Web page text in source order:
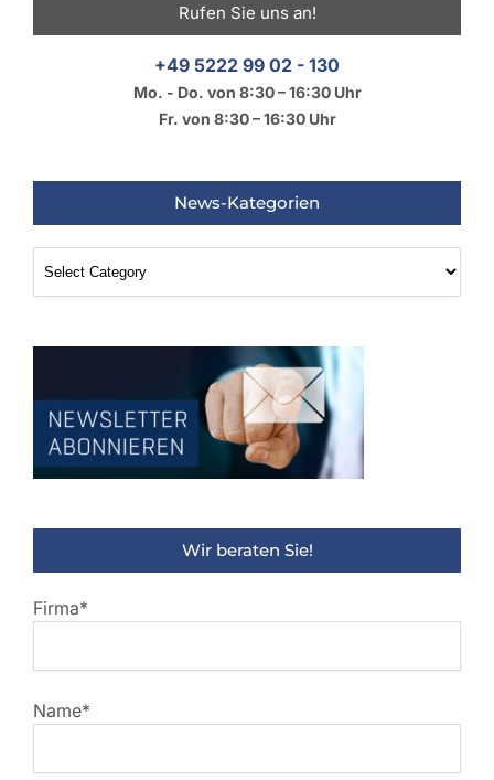
Rufen Sie uns an!
+49 5222 99 02 - 130
Mo. - Do. von 8:30 – 16:30 Uhr
Fr. von 8:30 – 16:30 Uhr
News-Kategorien
News-
Kategorien
Wir beraten Sie!
Firma*
Name*